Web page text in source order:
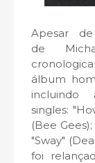
Apesar
de
álbum
incluindo
singles:
(Bee
"Sway"
foi